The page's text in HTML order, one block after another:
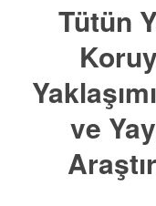
Tütün
ve